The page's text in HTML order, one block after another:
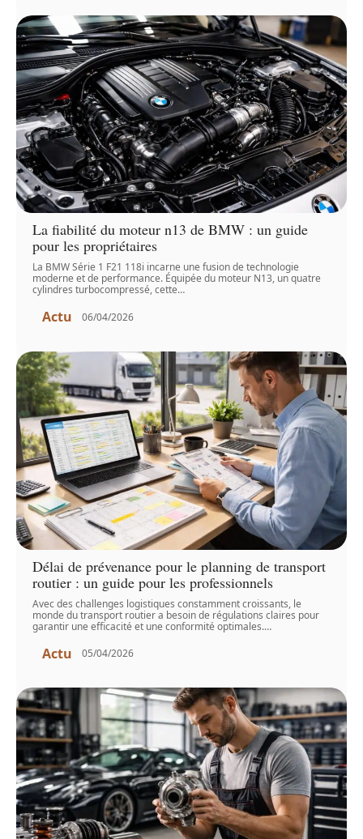
La fiabilité du moteur n13 de BMW : un guide
pour les propriétaires
La BMW Série 1 F21 118i incarne une fusion de technologie
moderne et de performance. Équipée du moteur N13, un quatre
cylindres turbocompressé, cette…
Actu 06/04/2026
Délai de prévenance pour le planning de transport
routier : un guide pour les professionnels
Avec des challenges logistiques constamment croissants, le
monde du transport routier a besoin de régulations claires pour
garantir une efficacité et une conformité optimales.…
Actu 05/04/2026